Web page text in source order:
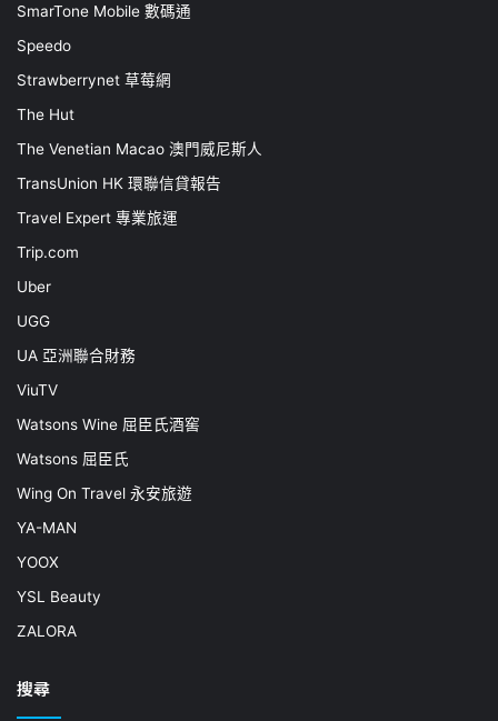
SmarTone Mobile 數碼通
Speedo
Strawberrynet 草莓網
The Hut
The Venetian Macao 澳門威尼斯人
TransUnion HK 環聯信貸報告
Travel Expert 專業旅運
Trip.com
Uber
UGG
UA 亞洲聯合財務
ViuTV
Watsons Wine 屈臣氏酒窖
Watsons 屈臣氏
Wing On Travel 永安旅遊
YA-MAN
YOOX
YSL Beauty
ZALORA
搜尋